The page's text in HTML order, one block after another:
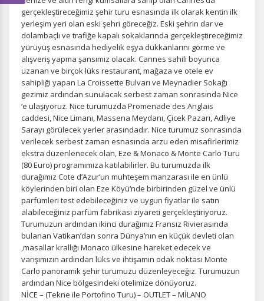
ÇEREZ KULLANIM AYARLARINIZ
gerçekleştireceğimiz şehir turu esnasında ilk olarak kentin ilk
yerleşim yeri olan eski şehri göreceğiz. Eski şehrin dar ve
dolambaçlı ve trafiğe kapalı sokaklarında gerçekleştireceğimiz
yürüyüş esnasında hediyelik eşya dükkanlarını görme ve
alışveriş yapma şansımız olacak. Cannes sahili boyunca
uzanan ve birçok lüks restaurant, mağaza ve otele ev
sahipliği yapan La Croissette Bulvarı ve Meynadier Sokağı
gezimiz ardından sunulacak serbest zaman sonrasında Nice
‘e ulaşıyoruz. Nice turumuzda Promenade des Anglais
caddesi, Nice Limanı, Massena Meydanı, Çicek Pazarı, Adliye
Sarayı görülecek yerler arasındadır. Nice turumuz sonrasında
verilecek serbest zaman esnasında arzu eden misafirlerimiz
ekstra düzenlenecek olan, Eze & Monaco & Monte Carlo Turu
(80 Euro) programımıza katılabilirler. Bu turumuzda ilk
durağımız Cote d’Azur‘un muhteşem manzarası ile en ünlü
köylerinden biri olan Eze Köyü‘nde birbirinden güzel ve ünlü
parfümleri test edebileceğiniz ve uygun fiyatlar ile satın
alabileceğiniz parfüm fabrikası ziyareti gerçekleştiriyoruz.
Turumuzun ardından ikinci durağımız Fransız Rivierasında
bulanan Vatikan’dan sonra Dünya’nın en küçük devleti olan
,masallar krallığı Monaco ülkesine hareket edecek ve
varışımızın ardından lüks ve ihtişamın odak noktası Monte
Carlo panoramik şehir turumuzu düzenleyeceğiz. Turumuzun
ardından Nice bölgesindeki otelimize dönüyoruz.
NİCE – (Tekne ile Portofino Turu) – OUTLET – MİLANO